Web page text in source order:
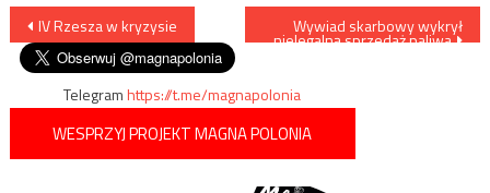
Nawigacja
wpisu
IV Rzesza w kryzysie Wywiad skarbowy wykrył
nielegalną sprzedaż paliwa
Telegramhttps://t.me/magnapolonia
WESPRZYJ PROJEKT MAGNA POLONIA